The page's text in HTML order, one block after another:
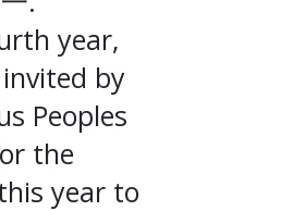
year,
by
Peoples
the
year to